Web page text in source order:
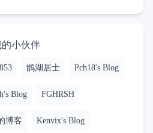
的小伙伴
鹊湖居士 Pch18's Blog
Blog FGHRSH
博客 Kenvix's Blog